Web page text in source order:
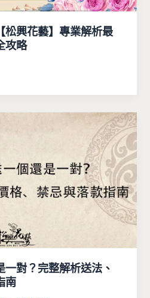
松興花藝】專業解析最
攻略
對？完整解析送法、
南